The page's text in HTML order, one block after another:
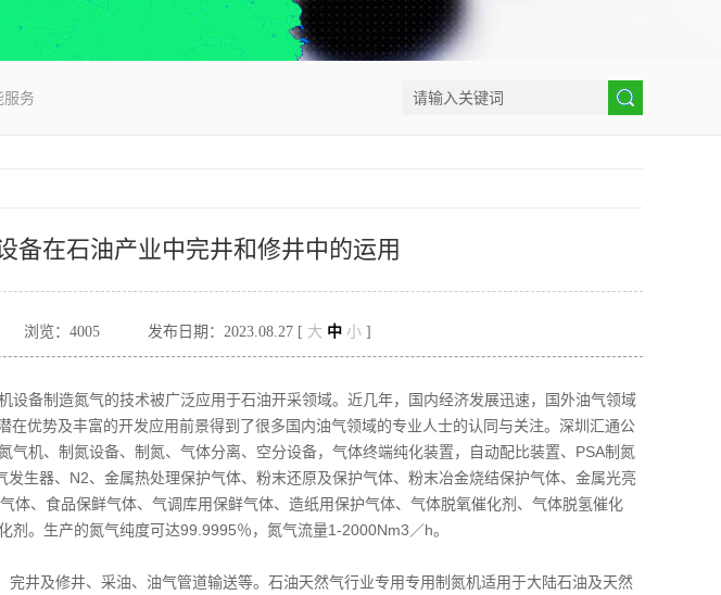
服务
备在石油产业中完井和修井中的运用
浏览： 4005 发布日期：2023.08.27 [ 大 中 小 ]
备制造氮气的技术被广泛应用于石油开采领域。近几年，国内经济发展迅速，国外油气领域
在优势及丰富的开发应用前景得到了很多国内油气领域的专业人士的认同与关注。深圳汇通公
气机、制氮设备、制氮、气体分离、空分设备，气体终端纯化装置，自动配比装置、PSA制氮
生器、N2、金属热处理保护气体、粉末还原及保护气体、粉末冶金烧结保护气体、金属光亮
体、食品保鲜气体、气调库用保鲜气体、造纸用保护气体、气体脱氧催化剂、气体脱氢催化
。生产的氮气纯度可达99.9995％，氮气流量1-2000Nm3／h。
井及修井、采油、油气管道输送等。石油天然气行业专用专用制氮机适用于大陆石油及天然